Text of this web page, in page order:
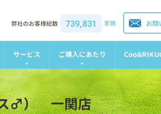
お問
弊社のお客様総数 739,831 家族
サービス ご購入にあたり Coo&RIKU
ス♂） 一関店